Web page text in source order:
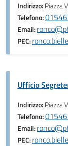
Indirizzo:Piazza
Telefono:
Email:
PEC:
Ufficio
Indirizzo:Piazza
Telefono:
Email:
PEC: